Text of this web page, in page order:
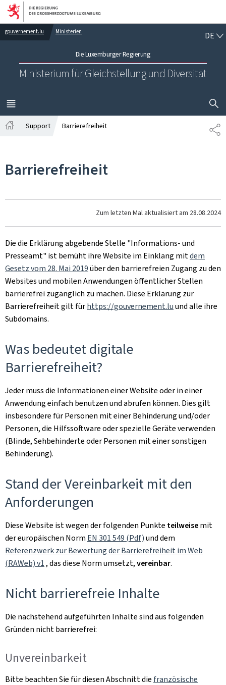
Zur Hauptnavigation
Zum Inhalt
gouvernement.lu Ministerien
Die Luxemburger Regierung
Ministerium für Gleichstellung und Diversität
DE
MENÜ
HAUPT-
Support Barrierefreiheit
Barrierefreiheit
Zum letzten Mal aktualisiert am 28.08.2024
Die die Erklärung abgebende Stelle "Informations- und
Presseamt" ist bemüht ihre Website im Einklang mitdem
Gesetz vom 28. Mai 2019über den barrierefreien Zugang zu den
Websites und mobilen Anwendungen öffentlicher Stellen
barrierefrei zugänglich zu machen. Diese Erklärung zur
Barrierefreiheit gilt fürhttps://gouvernement.luund alle ihre
Subdomains.
Was bedeutet digitale
Barrierefreiheit?
Jeder muss die Informationen einer Website oder in einer
Anwendung einfach benutzen und abrufen können. Dies gilt
insbesondere für Personen mit einer Behinderung und/oder
Personen, die Hilfssoftware oder spezielle Geräte verwenden
(Blinde, Sehbehinderte oder Personen mit einer sonstigen
Behinderung).
Stand der Vereinbarkeit mit den
Anforderungen
Diese Website ist wegen der folgenden Punkte teilweisemit
der europäischen Norm EN 301 549 (Pdf)und dem
Referenzwerk zur Bewertung der Barrierefreiheit im Web
(RAWeb) v1, das diese Norm umsetzt,vereinbar.
Nicht barrierefreie Inhalte
Die nachstehend aufgeführten Inhalte sind aus folgenden
Gründen nicht barrierefrei:
Unvereinbarkeit
Bitte beachten Sie für diesen Abschnitt die französische